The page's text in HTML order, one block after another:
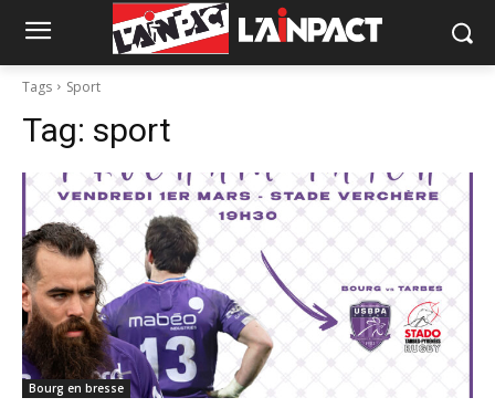
Tags Sport
Tag: sport
Bourg en bresse